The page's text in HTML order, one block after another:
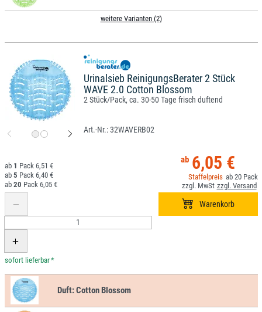
weitere Varianten (2)
Urinalsieb ReinigungsBerater 2 Stück
WAVE 2.0 Cotton Blossom
2 Stück/Pack, ca. 30-50 Tage frisch duftend
32WAVERB02
6,05 €
20
1
6,51 €
5
6,40 €
20
6,05 €
*
Duft:Cotton Blossom